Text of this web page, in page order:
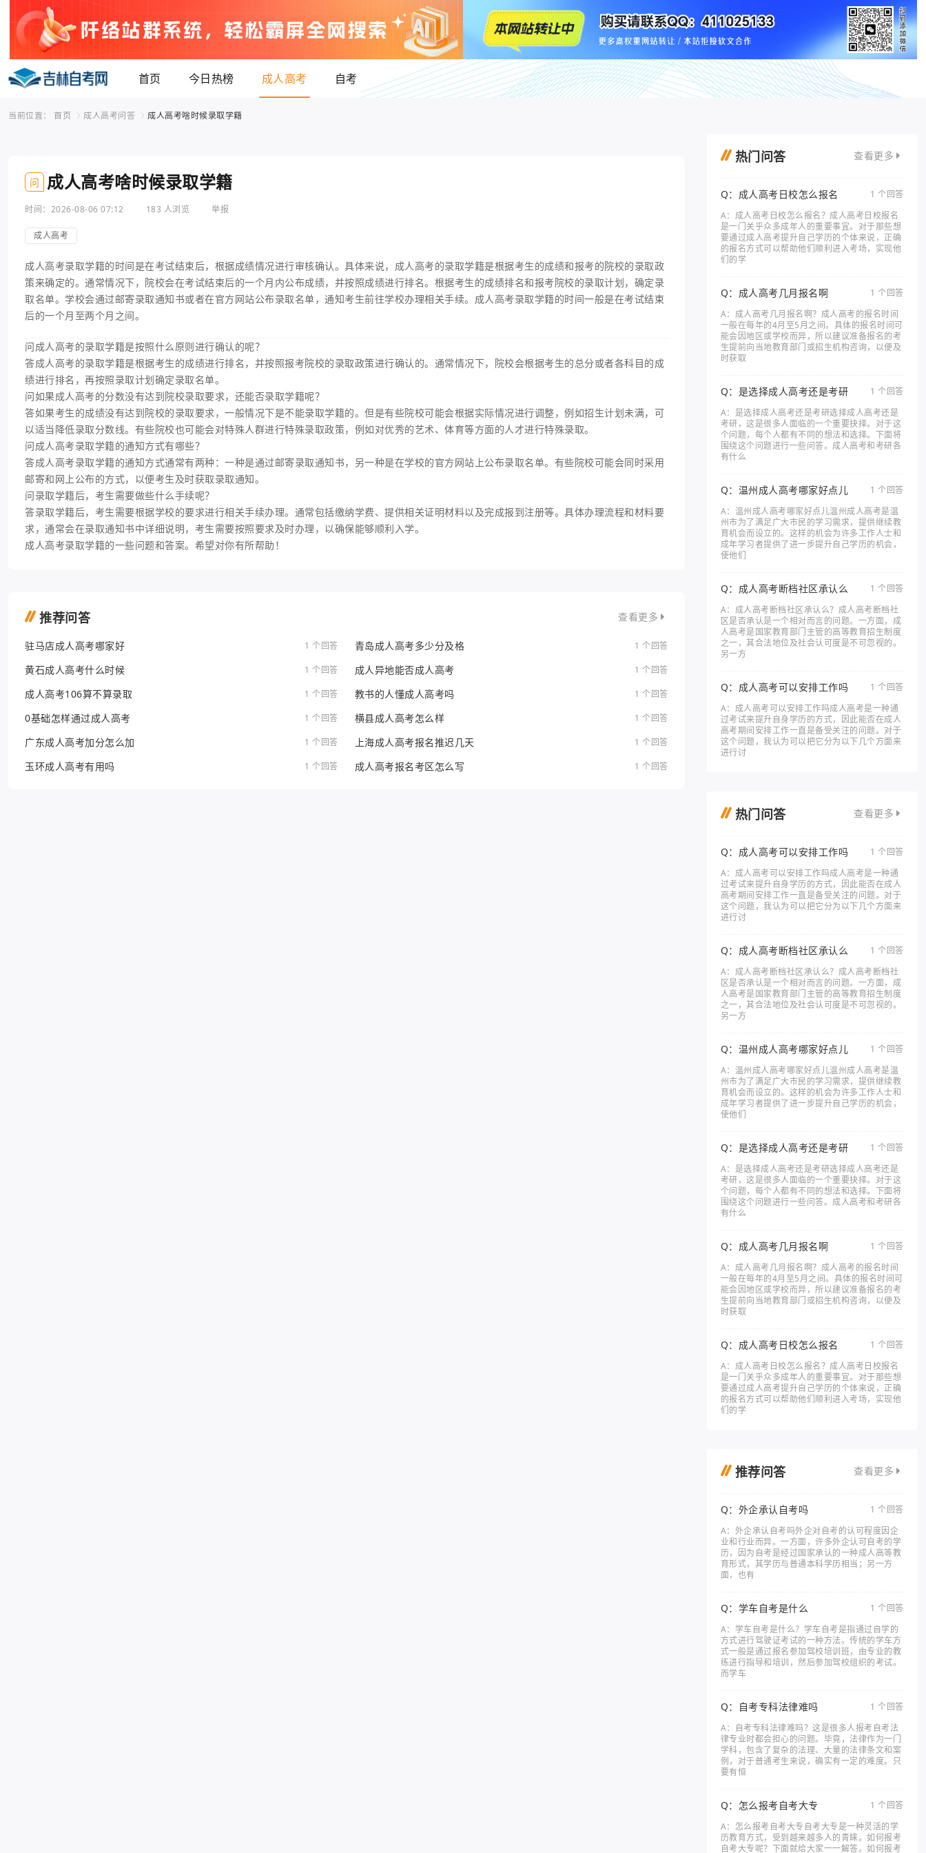
首页 今日热榜 成人高考 自考
当前位置： 首页 成人高考问答 成人高考啥时候录取学籍
问 成人高考啥时候录取学籍
时间：2026-08-06 07:12 183 人浏览 举报
成人高考
成人高考录取学籍的时间是在考试结束后，根据成绩情况进行审核确认。具体来说，成人高考的录取学籍是根据考生的成绩和报考的院校的录取政
策来确定的。通常情况下，院校会在考试结束后的一个月内公布成绩，并按照成绩进行排名。根据考生的成绩排名和报考院校的录取计划，确定录
取名单。学校会通过邮寄录取通知书或者在官方网站公布录取名单，通知考生前往学校办理相关手续。成人高考录取学籍的时间一般是在考试结束
后的一个月至两个月之间。
问成人高考的录取学籍是按照什么原则进行确认的呢？
答成人高考的录取学籍是根据考生的成绩进行排名，并按照报考院校的录取政策进行确认的。通常情况下，院校会根据考生的总分或者各科目的成
绩进行排名，再按照录取计划确定录取名单。
问如果成人高考的分数没有达到院校录取要求，还能否录取学籍呢？
答如果考生的成绩没有达到院校的录取要求，一般情况下是不能录取学籍的。但是有些院校可能会根据实际情况进行调整，例如招生计划未满，可
以适当降低录取分数线。有些院校也可能会对特殊人群进行特殊录取政策，例如对优秀的艺术、体育等方面的人才进行特殊录取。
问成人高考录取学籍的通知方式有哪些？
答成人高考录取学籍的通知方式通常有两种：一种是通过邮寄录取通知书，另一种是在学校的官方网站上公布录取名单。有些院校可能会同时采用
邮寄和网上公布的方式，以便考生及时获取录取通知。
问录取学籍后，考生需要做些什么手续呢？
答录取学籍后，考生需要根据学校的要求进行相关手续办理。通常包括缴纳学费、提供相关证明材料以及完成报到注册等。具体办理流程和材料要
求，通常会在录取通知书中详细说明，考生需要按照要求及时办理，以确保能够顺利入学。
成人高考录取学籍的一些问题和答案。希望对你有所帮助！
推荐问答 查看更多
驻马店成人高考哪家好 1 个回答 青岛成人高考多少分及格 1 个回答
黄石成人高考什么时候 1 个回答 成人异地能否成人高考 1 个回答
成人高考106算不算录取 1 个回答 教书的人懂成人高考吗 1 个回答
0基础怎样通过成人高考 1 个回答 横县成人高考怎么样 1 个回答
广东成人高考加分怎么加 1 个回答 上海成人高考报名推迟几天 1 个回答
玉环成人高考有用吗 1 个回答 成人高考报名考区怎么写 1 个回答
热门问答 查看更多
Q：成人高考日校怎么报名
1 个回答
A：成人高考日校怎么报名？成人高考日校报名
是一门关乎众多成年人的重要事宜。对于那些想
要通过成人高考提升自己学历的个体来说，正确
的报名方式可以帮助他们顺利进入考场，实现他
们的学
Q：成人高考几月报名啊
1 个回答
A：成人高考几月报名啊？成人高考的报名时间
一般在每年的4月至5月之间。具体的报名时间可
能会因地区或学校而异，所以建议准备报名的考
生提前向当地教育部门或招生机构咨询，以便及
时获取
Q：是选择成人高考还是考研
1 个回答
A：是选择成人高考还是考研选择成人高考还是
考研，这是很多人面临的一个重要抉择。对于这
个问题，每个人都有不同的想法和选择。下面将
围绕这个问题进行一些问答。成人高考和考研各
有什么
Q：温州成人高考哪家好点儿
1 个回答
A：温州成人高考哪家好点儿温州成人高考是温
州市为了满足广大市民的学习需求，提供继续教
育机会而设立的。这样的机会为许多工作人士和
成年学习者提供了进一步提升自己学历的机会，
使他们
Q：成人高考断档社区承认么
1 个回答
A：成人高考断档社区承认么？成人高考断档社
区是否承认是一个相对而言的问题。一方面，成
人高考是国家教育部门主管的高等教育招生制度
之一，其合法地位及社会认可度是不可忽视的。
另一方
Q：成人高考可以安排工作吗
1 个回答
A：成人高考可以安排工作吗成人高考是一种通
过考试来提升自身学历的方式，因此能否在成人
高考期间安排工作一直是备受关注的问题。对于
这个问题，我认为可以把它分为以下几个方面来
进行讨
热门问答 查看更多
Q：成人高考可以安排工作吗
1 个回答
A：成人高考可以安排工作吗成人高考是一种通
过考试来提升自身学历的方式，因此能否在成人
高考期间安排工作一直是备受关注的问题。对于
这个问题，我认为可以把它分为以下几个方面来
进行讨
Q：成人高考断档社区承认么
1 个回答
A：成人高考断档社区承认么？成人高考断档社
区是否承认是一个相对而言的问题。一方面，成
人高考是国家教育部门主管的高等教育招生制度
之一，其合法地位及社会认可度是不可忽视的。
另一方
Q：温州成人高考哪家好点儿
1 个回答
A：温州成人高考哪家好点儿温州成人高考是温
州市为了满足广大市民的学习需求，提供继续教
育机会而设立的。这样的机会为许多工作人士和
成年学习者提供了进一步提升自己学历的机会，
使他们
Q：是选择成人高考还是考研
1 个回答
A：是选择成人高考还是考研选择成人高考还是
考研，这是很多人面临的一个重要抉择。对于这
个问题，每个人都有不同的想法和选择。下面将
围绕这个问题进行一些问答。成人高考和考研各
有什么
Q：成人高考几月报名啊
1 个回答
A：成人高考几月报名啊？成人高考的报名时间
一般在每年的4月至5月之间。具体的报名时间可
能会因地区或学校而异，所以建议准备报名的考
生提前向当地教育部门或招生机构咨询，以便及
时获取
Q：成人高考日校怎么报名
1 个回答
A：成人高考日校怎么报名？成人高考日校报名
是一门关乎众多成年人的重要事宜。对于那些想
要通过成人高考提升自己学历的个体来说，正确
的报名方式可以帮助他们顺利进入考场，实现他
们的学
推荐问答 查看更多
Q：外企承认自考吗
1 个回答
A：外企承认自考吗外企对自考的认可程度因企
业和行业而异。一方面，许多外企认可自考的学
历，因为自考是经过国家承认的一种成人高等教
育形式，其学历与普通本科学历相当；另一方
面，也有
Q：学车自考是什么
1 个回答
A：学车自考是什么？学车自考是指通过自学的
方式进行驾驶证考试的一种方法。传统的学车方
式一般是通过报名参加驾校培训班，由专业的教
练进行指导和培训，然后参加驾校组织的考试。
而学车
Q：自考专科法律难吗
1 个回答
A：自考专科法律难吗？这是很多人报考自考法
律专业时都会担心的问题。毕竟，法律作为一门
学科，包含了复杂的法理、大量的法律条文和案
例，对于普通考生来说，确实有一定的难度。只
要有恒
Q：怎么报考自考大专
1 个回答
A：怎么报考自考大专自考大专是一种灵活的学
历教育方式，受到越来越多人的青睐。如何报考
自考大专呢？下面就给大家一一解答。如何报考